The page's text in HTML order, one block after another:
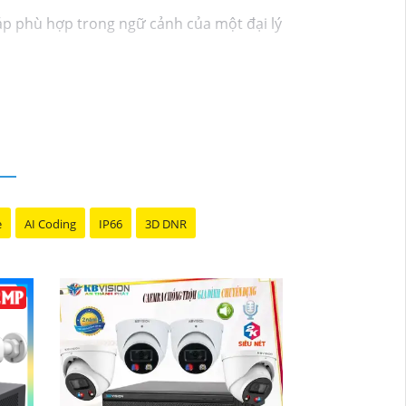
phù hợp trong ngữ cảnh của một đại lý
được hỗ trợ tốt nhất từ đội ngũ chuyên
AI Coding IP66 3D DNR